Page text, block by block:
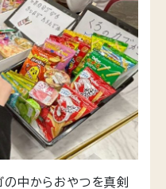
の中からおやつを真剣